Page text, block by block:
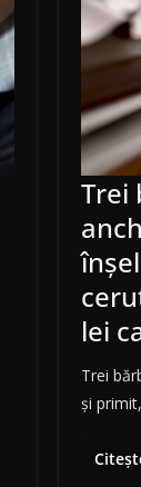
Trei
lei
Trei
și